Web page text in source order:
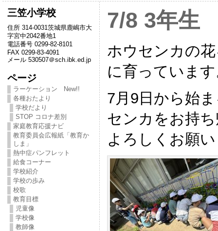
三笠小学校
住所 314-0031茨城県鹿嶋市大
字宮中2042番地1
電話番号 0299-82-8101
FAX 0299-83-4091
メール 530507＠sch.ibk.ed.jp
ページ
ラーケーション New!!
各種おたより
学校だより
STOP コロナ差別
家庭教育応援ナビ
教育委員会広報紙「教育か
しま」
熱中症パンフレット
給食コーナー
学校紹介
学校の歩み
校歌
教育目標
児童像
学校像
教師像
7/8 3年生
ホウセンカの
に育っていま
7月9日から始
センカをお持
よろしくお願